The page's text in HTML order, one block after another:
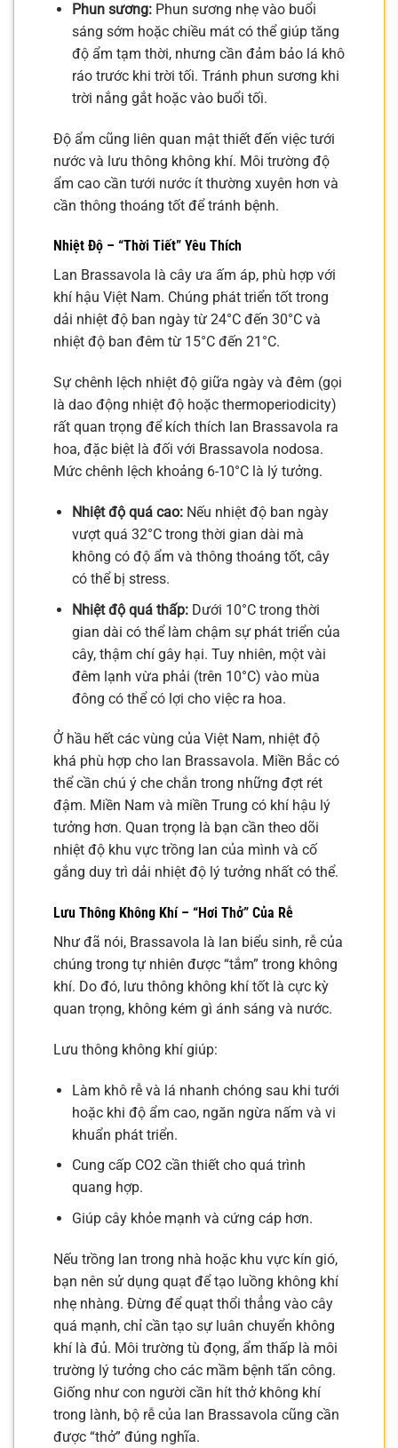
Phun sương:Phun sương nhẹ vào buổi
sáng sớm hoặc chiều mát có thể giúp tăng
độ ẩm tạm thời, nhưng cần đảm bảo lá khô
ráo trước khi trời tối. Tránh phun sương khi
trời nắng gắt hoặc vào buổi tối.
Độ ẩm cũng liên quan mật thiết đến việc tưới
nước và lưu thông không khí. Môi trường độ
ẩm cao cần tưới nước ít thường xuyên hơn và
cần thông thoáng tốt để tránh bệnh.
Nhiệt Độ – “Thời Tiết” Yêu Thích
Lan Brassavola là cây ưa ấm áp, phù hợp với
khí hậu Việt Nam. Chúng phát triển tốt trong
dải nhiệt độ ban ngày từ 24°C đến 30°C và
nhiệt độ ban đêm từ 15°C đến 21°C.
Sự chênh lệch nhiệt độ giữa ngày và đêm (gọi
là dao động nhiệt độ hoặc thermoperiodicity)
rất quan trọng để kích thích lan Brassavola ra
hoa, đặc biệt là đối với Brassavola nodosa.
Mức chênh lệch khoảng 6-10°C là lý tưởng.
Nhiệt độ quá cao:Nếu nhiệt độ ban ngày
vượt quá 32°C trong thời gian dài mà
không có độ ẩm và thông thoáng tốt, cây
có thể bị stress.
Nhiệt độ quá thấp:Dưới 10°C trong thời
gian dài có thể làm chậm sự phát triển của
cây, thậm chí gây hại. Tuy nhiên, một vài
đêm lạnh vừa phải (trên 10°C) vào mùa
đông có thể có lợi cho việc ra hoa.
Ở hầu hết các vùng của Việt Nam, nhiệt độ
khá phù hợp cho lan Brassavola. Miền Bắc có
thể cần chú ý che chắn trong những đợt rét
đậm. Miền Nam và miền Trung có khí hậu lý
tưởng hơn. Quan trọng là bạn cần theo dõi
nhiệt độ khu vực trồng lan của mình và cố
gắng duy trì dải nhiệt độ lý tưởng nhất có thể.
Lưu Thông Không Khí – “Hơi Thở” Của Rễ
Như đã nói, Brassavola là lan biểu sinh, rễ của
chúng trong tự nhiên được “tắm” trong không
khí. Do đó, lưu thông không khí tốt là cực kỳ
quan trọng, không kém gì ánh sáng và nước.
Lưu thông không khí giúp:
Làm khô rễ và lá nhanh chóng sau khi tưới
hoặc khi độ ẩm cao, ngăn ngừa nấm và vi
khuẩn phát triển.
Cung cấp CO2 cần thiết cho quá trình
quang hợp.
Giúp cây khỏe mạnh và cứng cáp hơn.
Nếu trồng lan trong nhà hoặc khu vực kín gió,
bạn nên sử dụng quạt để tạo luồng không khí
nhẹ nhàng. Đừng để quạt thổi thẳng vào cây
quá mạnh, chỉ cần tạo sự luân chuyển không
khí là đủ. Môi trường tù đọng, ẩm thấp là môi
trường lý tưởng cho các mầm bệnh tấn công.
Giống như con người cần hít thở không khí
trong lành, bộ rễ của lan Brassavola cũng cần
được “thở” đúng nghĩa.